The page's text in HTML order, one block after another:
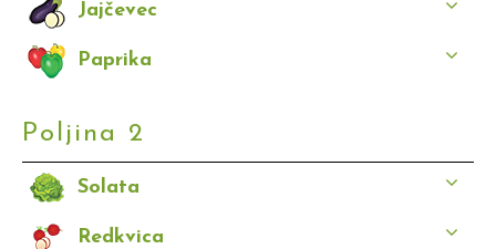
Jajčevec
Paprika
Poljina 2
Solata
Redkvica